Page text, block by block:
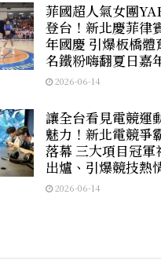
菲國超人氣女團
登台！新北慶菲律
年國慶 引爆板橋體
名鐵粉嗨翻夏日嘉
2026-06-14
讓全台看見電競運
魅力！新北電競爭
落幕 三大項目冠軍
出爐、引爆競技熱
2026-06-14